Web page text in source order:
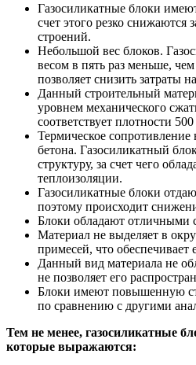
Газосиликатные блоки
счет этого резко снижаются
строений.
Небольшой вес блоков.
весом в пять раз меньше,
позволяет снизить затраты
Данный строительный
уровнем механического
соответствует плотности
Термическое
бетона. Газосиликатный
структуру, за счет чего
теплоизоляции.
Газосиликатные блоки
поэтому происходит
Блоки обладают отличными
Материал не выделяет в
примесей, что обеспечивает
Данный вид материала не
не позволяет его
Блоки имеют повышенную
по сравнению с другими
Тем не менее, газосиликатные
которые выражаются: